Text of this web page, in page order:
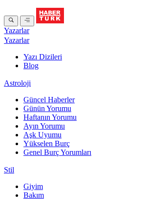
Yazarlar
Yazarlar
Yazı Dizileri
Blog
Astroloji
Güncel Haberler
Günün Yorumu
Haftanın Yorumu
Ayın Yorumu
Aşk Uyumu
Yükselen Burç
Genel Burç Yorumları
Stil
Giyim
Bakım